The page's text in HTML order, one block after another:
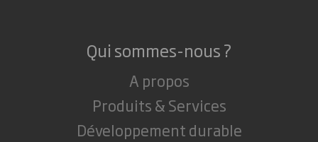
Qui sommes-nous ?
A propos
Produits & Services
Développement durable